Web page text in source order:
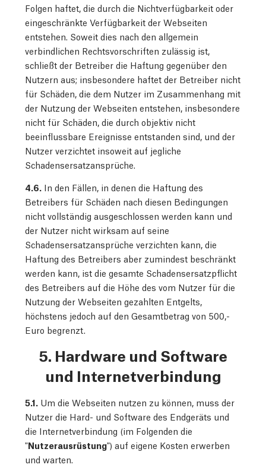
Folgen haftet, die durch die Nichtverfügbarkeit oder
eingeschränkte Verfügbarkeit der Webseiten
entstehen. Soweit dies nach den allgemein
verbindlichen Rechtsvorschriften zulässig ist,
schließt der Betreiber die Haftung gegenüber den
Nutzern aus; insbesondere haftet der Betreiber nicht
für Schäden, die dem Nutzer im Zusammenhang mit
der Nutzung der Webseiten entstehen, insbesondere
nicht für Schäden, die durch objektiv nicht
beeinflussbare Ereignisse entstanden sind, und der
Nutzer verzichtet insoweit auf jegliche
Schadensersatzansprüche.
4.6. In den Fällen, in denen die Haftung des
Betreibers für Schäden nach diesen Bedingungen
nicht vollständig ausgeschlossen werden kann und
der Nutzer nicht wirksam auf seine
Schadensersatzansprüche verzichten kann, die
Haftung des Betreibers aber zumindest beschränkt
werden kann, ist die gesamte Schadensersatzpflicht
des Betreibers auf die Höhe des vom Nutzer für die
Nutzung der Webseiten gezahlten Entgelts,
höchstens jedoch auf den Gesamtbetrag von 500,-
Euro begrenzt.
5. Hardware und Software
und Internetverbindung
5.1. Um die Webseiten nutzen zu können, muss der
Nutzer die Hard- und Software des Endgeräts und
die Internetverbindung (im Folgenden die
"Nutzerausrüstung") auf eigene Kosten erwerben
und warten.